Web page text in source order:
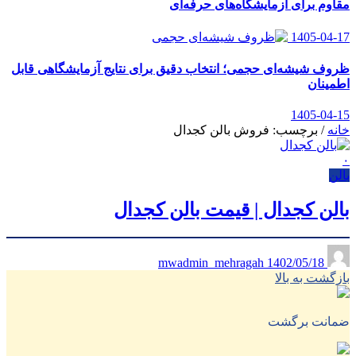
مقاوم برای آزمایشگاه‌های حرفه‌ای
1405-04-17
ظروف شیشه‌ای حجمی؛ انتخاب دقیق برای نتایج آزمایشگاهی قابل
اطمینان
1405-04-15
خانه / برچسب: فروش بالن کجدال
۰
بالن
بالن کجدال | قیمت بالن کجدال
1402/05/18
بازگشت به بالا
ضمانت برگشت